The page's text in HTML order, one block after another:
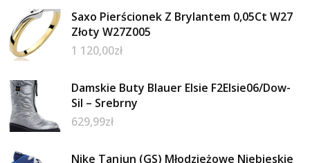
Saxo Pierścionek Z Brylantem 0,05Ct W27
Złoty W27Z005
1 120,00zł
Damskie Buty Blauer Elsie F2Elsie06/Dow-
Sil – Srebrny
629,99zł
Nike Tanjun (GS) Młodzieżowe Niebieskie